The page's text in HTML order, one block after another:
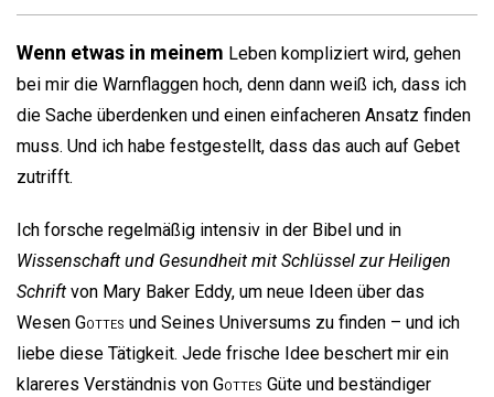
Wenn etwas in meinem Leben kompliziert wird, gehen
bei mir die Warnflaggen hoch, denn dann weiß ich, dass ich
die Sache überdenken und einen einfacheren Ansatz finden
muss. Und ich habe festgestellt, dass das auch auf Gebet
zutrifft.
Ich forsche regelmäßig intensiv in der Bibel und in
Wissenschaft und Gesundheit mit Schlüssel zur Heiligen
Schrift von Mary Baker Eddy, um neue Ideen über das
Wesen Gottes und Seines Universums zu finden – und ich
liebe diese Tätigkeit. Jede frische Idee beschert mir ein
klareres Verständnis von Gottes Güte und beständiger